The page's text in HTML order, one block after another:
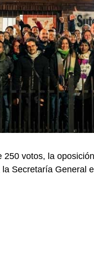
votos, la
Secretaría General